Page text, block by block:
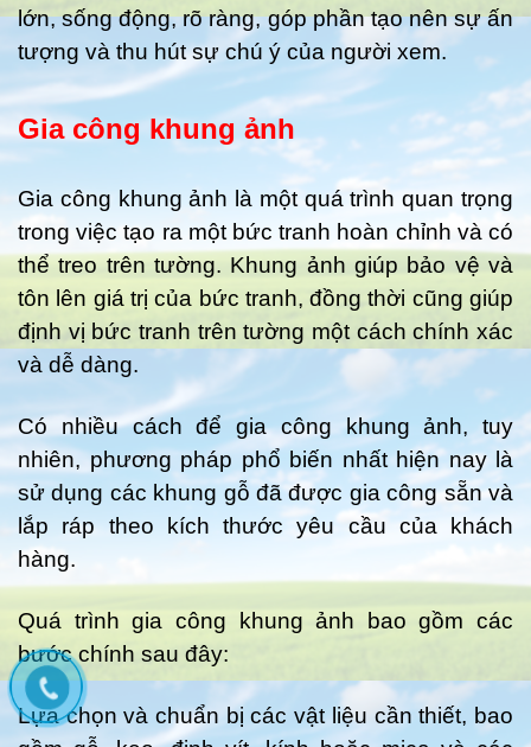
lớn, sống động, rõ ràng, góp phần tạo nên sự ấn
tượng và thu hút sự chú ý của người xem.
Gia công khung ảnh
Gia công khung ảnh là một quá trình quan trọng
trong việc tạo ra một bức tranh hoàn chỉnh và có
thể treo trên tường. Khung ảnh giúp bảo vệ và
tôn lên giá trị của bức tranh, đồng thời cũng giúp
định vị bức tranh trên tường một cách chính xác
và dễ dàng.
Có nhiều cách để gia công khung ảnh, tuy
nhiên, phương pháp phổ biến nhất hiện nay là
sử dụng các khung gỗ đã được gia công sẵn và
lắp ráp theo kích thước yêu cầu của khách
hàng.
Quá trình gia công khung ảnh bao gồm các
bước chính sau đây:
Lựa chọn và chuẩn bị các vật liệu cần thiết, bao